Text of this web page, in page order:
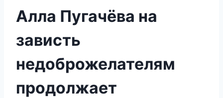
Алла Пугачёва на
зависть
недоброжелателям
продолжает